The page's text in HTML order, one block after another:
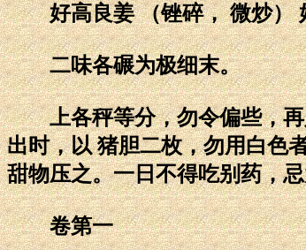
好高良姜 （锉碎， 微炒）
二味各碾为极细末。
上各秤等分，勿令偏些，再入
出时，以 猪胆二枚，勿用白色
甜物压之。一日不得吃别药，
卷第一